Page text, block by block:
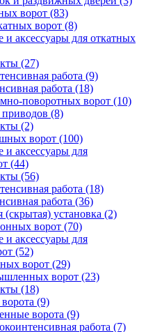
ворот (83)
ворот (8)
аксессуары для откатных
(27)
работа (9)
работа (18)
поворотных ворот (10)
(8)
(2)
ворот (100)
аксессуары для
(44)
(56)
работа (18)
работа (36)
(скрытая) установка (2)
ворот (70)
аксессуары для
(52)
ворот (29)
ворот (23)
(18)
(9)
ворота (9)
работа (7)